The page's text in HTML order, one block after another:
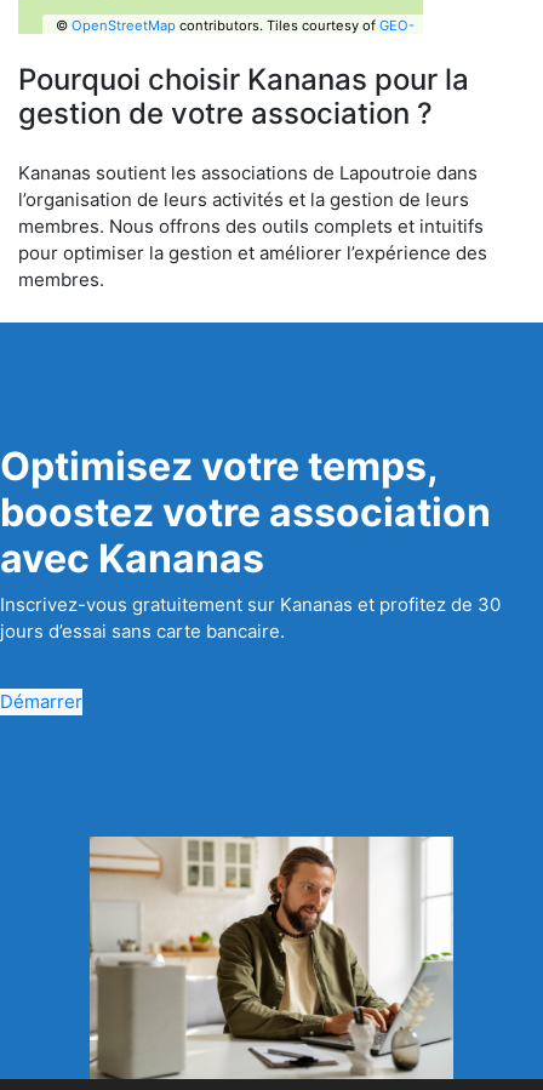
© OpenStreetMapcontributors. Tiles courtesy of GEO-
Pourquoi choisir Kananas pour la
gestion de votre association ?
Kananas soutient les associations de Lapoutroie dans
l’organisation de leurs activités et la gestion de leurs
membres. Nous offrons des outils complets et intuitifs
pour optimiser la gestion et améliorer l’expérience des
membres.
Optimisez votre temps,
boostez votre association
avec Kananas
Inscrivez-vous gratuitement sur Kananas et profitez de 30
jours d’essai sans carte bancaire.
Démarrer